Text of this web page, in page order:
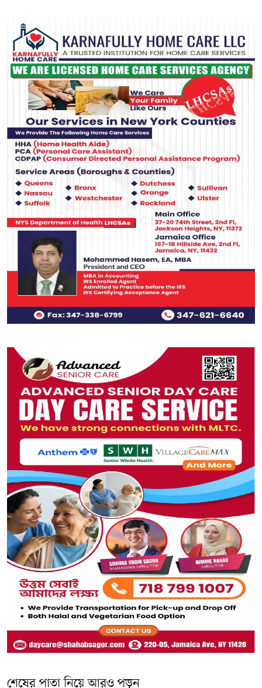
শেষের পাতা নিয়ে আরও পড়ুন